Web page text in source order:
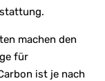
machen den
für
ist je nach